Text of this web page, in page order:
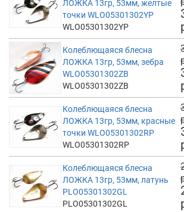
ЛОЖКА 13гр, 53мм, желтые
точки WLO05301302YP
WLO05301302YP
Колеблющаяся блесна
ЛОЖКА 13гр, 53мм, зебра
WLO05301302ZB
WLO05301302ZB
Колеблющаяся блесна
ЛОЖКА 13гр, 53мм, красные
точки WLO05301302RP
WLO05301302RP
Колеблющаяся блесна
ЛОЖКА 13гр, 53мм, латунь
PLO05301302GL
PLO05301302GL